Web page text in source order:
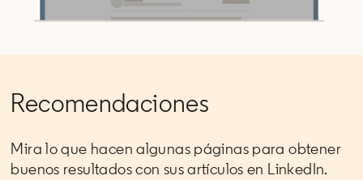
Recomendaciones
Mira lo que hacen algunas páginas para obtener
buenos resultados con sus artículos en LinkedIn.